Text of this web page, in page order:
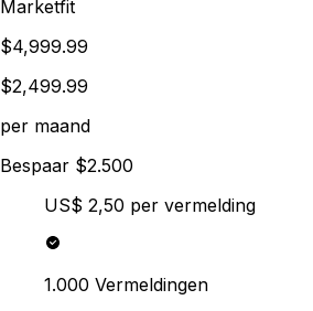
Marketfit
$4,999.99
$2,499.99
per maand
Bespaar $2.500
US$ 2,50 per vermelding
1.000 Vermeldingen